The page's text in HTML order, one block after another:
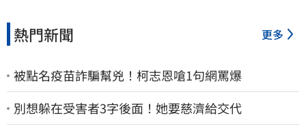
熱門新聞 更多
被點名疫苗詐騙幫兇！柯志恩嗆1句網罵爆
別想躲在受害者3字後面！她要慈濟給交代